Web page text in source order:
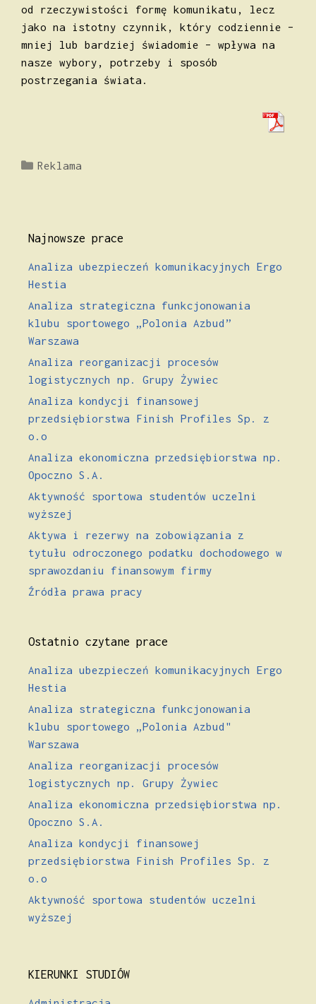
od rzeczywistości formę komunikatu, lecz
jako na istotny czynnik, który codziennie –
mniej lub bardziej świadomie – wpływa na
nasze wybory, potrzeby i sposób
postrzegania świata.
Kategorie
Reklama
Najnowsze prace
Analiza ubezpieczeń komunikacyjnych Ergo
Hestia
Analiza strategiczna funkcjonowania
klubu sportowego „Polonia Azbud”
Warszawa
Analiza reorganizacji procesów
logistycznych np. Grupy Żywiec
Analiza kondycji finansowej
przedsiębiorstwa Finish Profiles Sp. z
o.o
Analiza ekonomiczna przedsiębiorstwa np.
Opoczno S.A.
Aktywność sportowa studentów uczelni
wyższej
Aktywa i rezerwy na zobowiązania z
tytułu odroczonego podatku dochodowego w
sprawozdaniu finansowym firmy
Źródła prawa pracy
Ostatnio czytane prace
Analiza ubezpieczeń komunikacyjnych Ergo
Hestia
Analiza strategiczna funkcjonowania
klubu sportowego „Polonia Azbud"
Warszawa
Analiza reorganizacji procesów
logistycznych np. Grupy Żywiec
Analiza ekonomiczna przedsiębiorstwa np.
Opoczno S.A.
Analiza kondycji finansowej
przedsiębiorstwa Finish Profiles Sp. z
o.o
Aktywność sportowa studentów uczelni
wyższej
KIERUNKI STUDIÓW